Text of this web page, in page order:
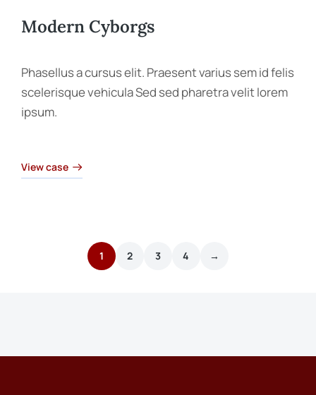
Modern Cyborgs
Phasellus a cursus elit. Praesent varius sem id felis
scelerisque vehicula Sed sed pharetra velit lorem
ipsum.
View case
1 2 3 4 →